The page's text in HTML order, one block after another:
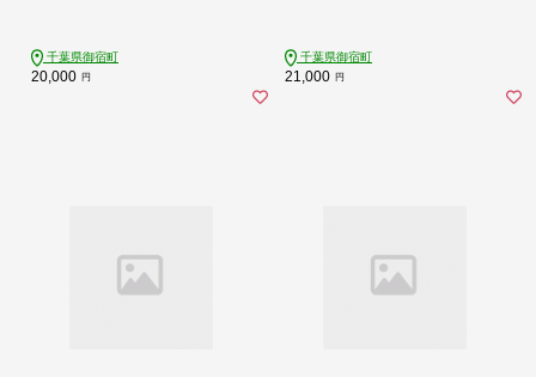
千葉県御宿町
20,000 円
千葉県御宿町
21,000 円